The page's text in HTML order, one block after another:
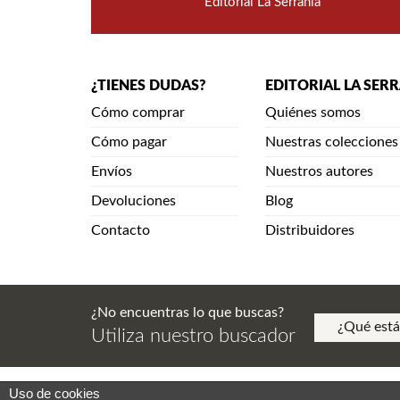
¿TIENES DUDAS?
Cómo comprar
Cómo pagar
Envíos
Devoluciones
Contacto
EDITORIAL LA
Quiénes somos
Nuestras colecciones
Nuestros autores
Blog
Distribuidores
¿No encuentras lo que buscas?
Utiliza nuestro buscador
Aviso Legal. Política de Privacidad. Aviso de
Uso de cookies